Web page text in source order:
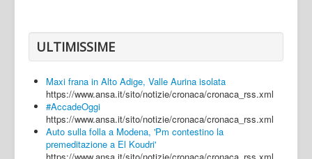
Caserta
Napoli
Salerno
Login
ULTIMISSIME
Maxi frana in Alto Adige, Valle Aurina isolata
https://www.ansa.it/sito/notizie/cronaca/cronaca_rss.xml
#AccadeOggi
https://www.ansa.it/sito/notizie/cronaca/cronaca_rss.xml
Auto sulla folla a Modena, 'Pm contestino la
premeditazione a El Koudri'